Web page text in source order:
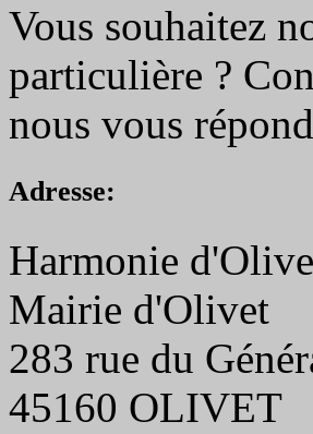
Vous souhaitez
particulière ?
nous vous
Adresse:
Harmonie
Mairie d'Olivet
283 rue du
45160 OLIVET